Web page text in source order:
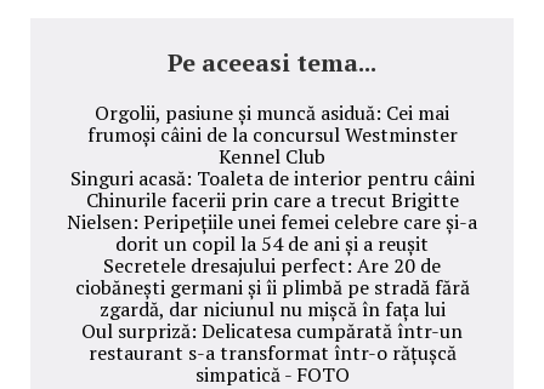
Pe aceeasi tema...
Orgolii, pasiune și muncă asiduă: Cei mai
frumoși câini de la concursul Westminster
Kennel Club
Singuri acasă: Toaleta de interior pentru câini
Chinurile facerii prin care a trecut Brigitte
Nielsen: Peripețiile unei femei celebre care și-a
dorit un copil la 54 de ani și a reușit
Secretele dresajului perfect: Are 20 de
ciobănești germani și îi plimbă pe stradă fără
zgardă, dar niciunul nu mișcă în fața lui
Oul surpriză: Delicatesa cumpărată într-un
restaurant s-a transformat într-o rățușcă
simpatică - FOTO